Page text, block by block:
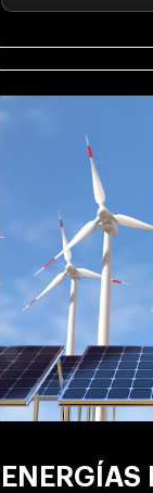
ENERGÍAS